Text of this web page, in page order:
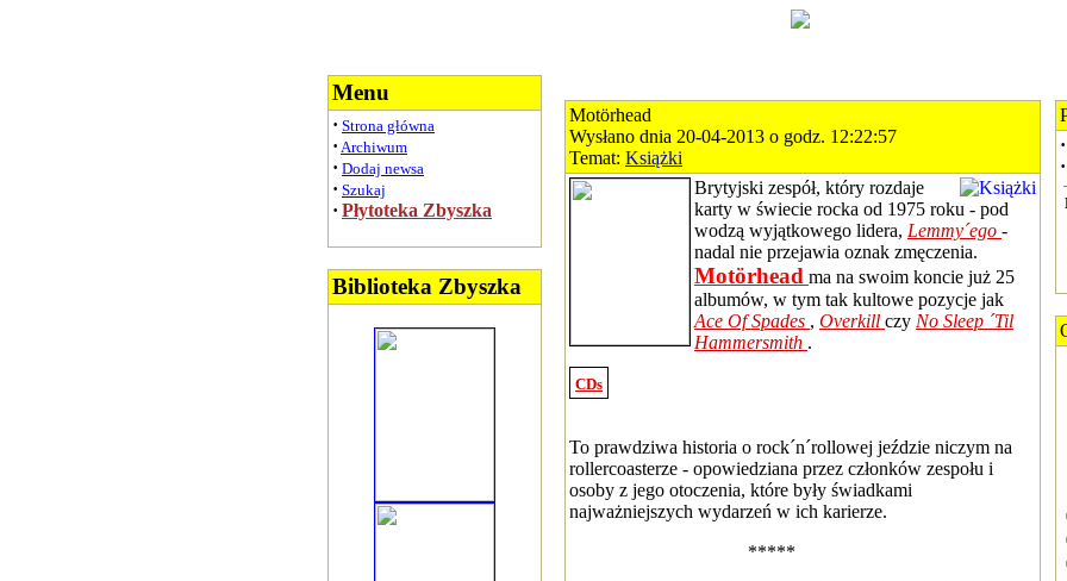
Menu
· Strona główna
· Archiwum
· Dodaj newsa
· Szukaj
· Płytoteka Zbyszka
Biblioteka Zbyszka
Motörhead
Wysłano dnia 20-04-2013 o godz. 12:22:57
Temat: Książki
Brytyjski zespół, który rozdaje
karty w świecie rocka od 1975 roku - pod
wodzą wyjątkowego lidera, Lemmy´ego -
nadal nie przejawia oznak zmęczenia.
Motörhead ma na swoim koncie już 25
albumów, w tym tak kultowe pozycje jak
Ace Of Spades , Overkill czy No Sleep ´Til
Hammersmith .
CDs
To prawdziwa historia o rock´n´rollowej jeździe niczym na
rollercoasterze - opowiedziana przez członków zespołu i
osoby z jego otoczenia, które były świadkami
najważniejszych wydarzeń w ich karierze.
*****
·
·